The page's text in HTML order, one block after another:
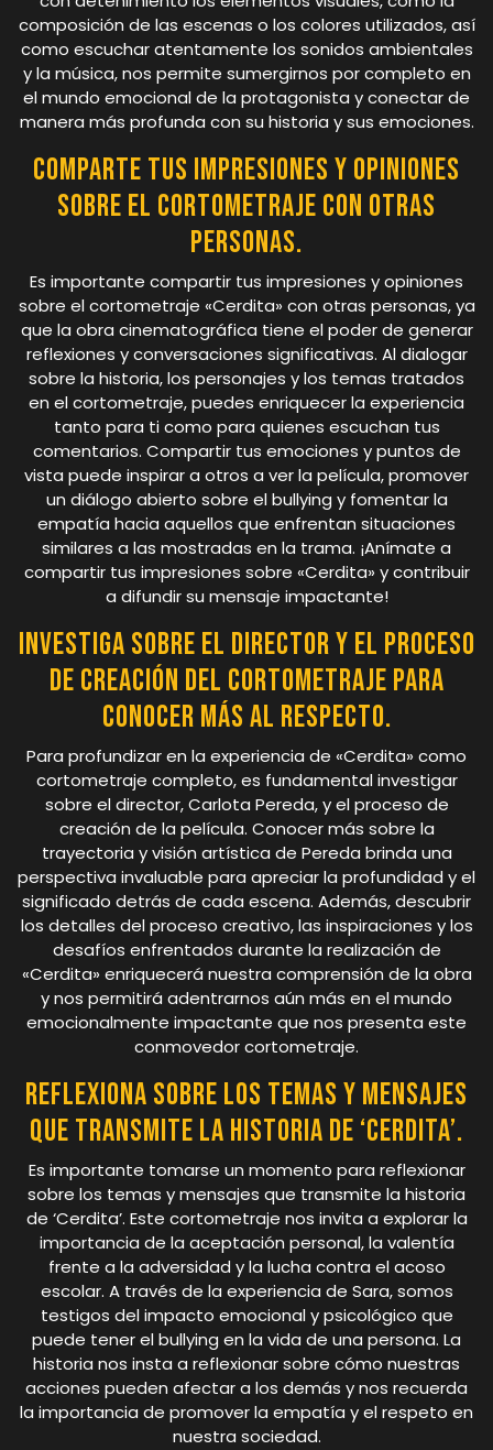
composición de las escenas o los colores utilizados, así
como escuchar atentamente los sonidos ambientales
y la música, nos permite sumergirnos por completo en
el mundo emocional de la protagonista y conectar de
manera más profunda con su historia y sus emociones.
Comparte tus impresiones y opiniones
sobre el cortometraje con otras
personas.
Es importante compartir tus impresiones y opiniones
sobre el cortometraje «Cerdita» con otras personas, ya
que la obra cinematográfica tiene el poder de generar
reflexiones y conversaciones significativas. Al dialogar
sobre la historia, los personajes y los temas tratados
en el cortometraje, puedes enriquecer la experiencia
tanto para ti como para quienes escuchan tus
comentarios. Compartir tus emociones y puntos de
vista puede inspirar a otros a ver la película, promover
un diálogo abierto sobre el bullying y fomentar la
empatía hacia aquellos que enfrentan situaciones
similares a las mostradas en la trama. ¡Anímate a
compartir tus impresiones sobre «Cerdita» y contribuir
a difundir su mensaje impactante!
Investiga sobre el director y el proceso
de creación del cortometraje para
conocer más al respecto.
Para profundizar en la experiencia de «Cerdita» como
cortometraje completo, es fundamental investigar
sobre el director, Carlota Pereda, y el proceso de
creación de la película. Conocer más sobre la
trayectoria y visión artística de Pereda brinda una
perspectiva invaluable para apreciar la profundidad y el
significado detrás de cada escena. Además, descubrir
los detalles del proceso creativo, las inspiraciones y los
desafíos enfrentados durante la realización de
«Cerdita» enriquecerá nuestra comprensión de la obra
y nos permitirá adentrarnos aún más en el mundo
emocionalmente impactante que nos presenta este
conmovedor cortometraje.
Reflexiona sobre los temas y mensajes
que transmite la historia de ‘Cerdita’.
Es importante tomarse un momento para reflexionar
sobre los temas y mensajes que transmite la historia
de ‘Cerdita’. Este cortometraje nos invita a explorar la
importancia de la aceptación personal, la valentía
frente a la adversidad y la lucha contra el acoso
escolar. A través de la experiencia de Sara, somos
testigos del impacto emocional y psicológico que
puede tener el bullying en la vida de una persona. La
historia nos insta a reflexionar sobre cómo nuestras
acciones pueden afectar a los demás y nos recuerda
la importancia de promover la empatía y el respeto en
nuestra sociedad.